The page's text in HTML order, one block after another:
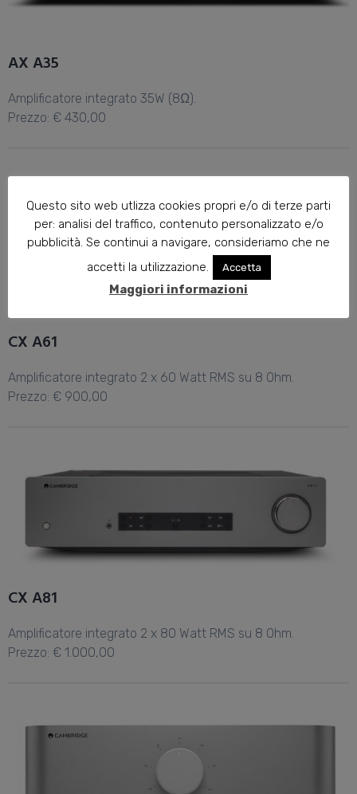
AX A35
Amplificatore integrato 35W (8Ω).
Prezzo: € 430,00
CX A61
Amplificatore integrato 2 x 60 Watt RMS su 8 Ohm.
Prezzo: € 900,00
CX A81
Amplificatore integrato 2 x 80 Watt RMS su 8 Ohm.
Prezzo: € 1.000,00
Questo sito web utlizza cookies propri e/o di terze parti
per: analisi del traffico, contenuto personalizzato e/o
pubblicità. Se continui a navigare, consideriamo che ne
accetti la utilizzazione.
Accetta
Maggiori informazioni